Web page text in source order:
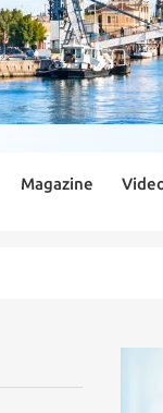
Magazine